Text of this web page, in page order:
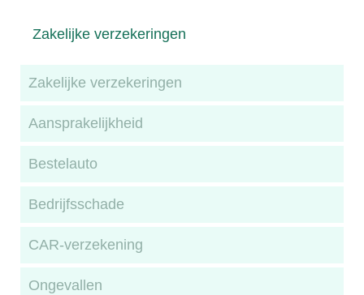
Zakelijke verzekeringen
Zakelijke verzekeringen
Aansprakelijkheid
Bestelauto
Bedrijfsschade
CAR-verzekening
Ongevallen